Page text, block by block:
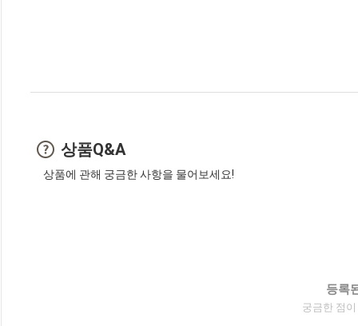
상품Q&A
상품에 관해 궁금한 사항을 물어보세요!
등록
궁금한 점